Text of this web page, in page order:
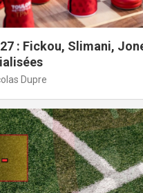
: Fickou, Slimani,
Dupre